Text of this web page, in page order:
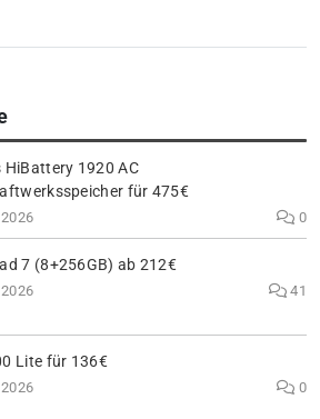
HiBattery 1920 AC
für 475€
0
7 (8+256GB) ab 212€
41
Lite für 136€
0